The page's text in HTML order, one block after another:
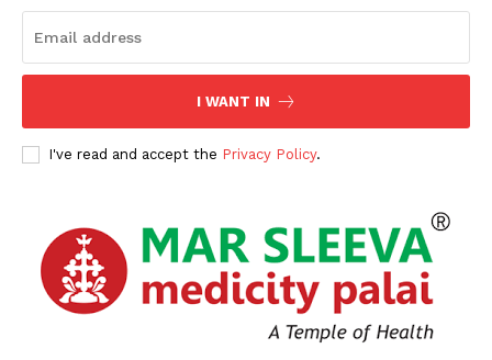
I WANT IN
I've read and accept the Privacy Policy.